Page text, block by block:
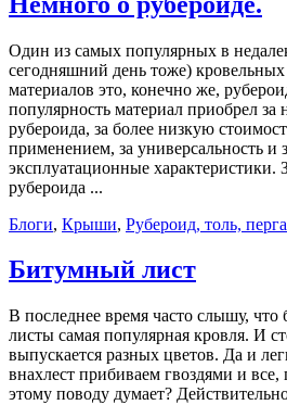
Один из самых популярных в
сегодняшний день тоже)
материалов это, конечно же,
популярность материал приобрел за
рубероида, за более низкую
применением, за универсальность и
эксплуатационные характеристики.
рубероида ...
Блоги, Крыши, Рубероид, толь,
Битумный лист
В последнее время часто слышу,
листы самая популярная кровля. И
выпускается разных цветов. Да и
внахлест прибиваем гвоздями и
этому поводу думает?